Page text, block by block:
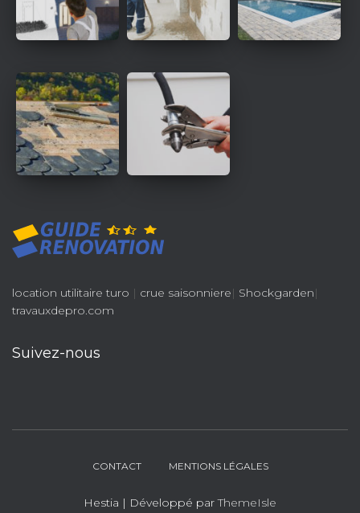
location utilitaire turo | crue saisonniere| Shockgarden|
travauxdepro.com
Suivez-nous
CONTACT MENTIONS LÉGALES
Hestia | Développé parThemeIsle